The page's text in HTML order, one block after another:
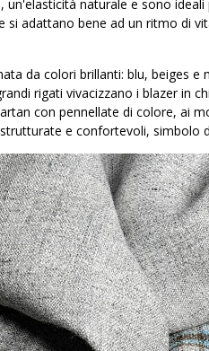
naturale e sono
si adattano bene ad un ritmo di
da colori brillanti: blu, beiges
rigati vivacizzano i blazer in
con pennellate di colore, ai
e confortevoli, simbolo